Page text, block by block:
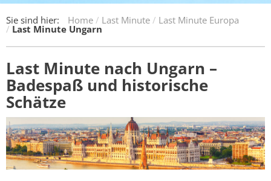
Sie sind hier: Home Last Minute Last Minute Europa
Last Minute Ungarn
Last Minute nach Ungarn –
Badespaß und historische
Schätze